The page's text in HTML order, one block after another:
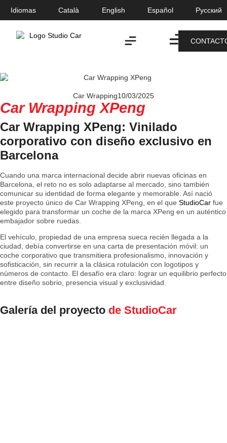
Idiomas Català English Español Русский
Car Wrapping10/03/2025
Car Wrapping XPeng
Car Wrapping XPeng: Vinilado
corporativo con diseño exclusivo en
Barcelona
Cuando una marca internacional decide abrir nuevas oficinas en
Barcelona, el reto no es solo adaptarse al mercado, sino también
comunicar su identidad de forma elegante y memorable. Así nació
este proyecto único de Car Wrapping XPeng, en el que StudioCar fue
elegido para transformar un coche de la marca XPeng en un auténtico
embajador sobre ruedas.
El vehículo, propiedad de una empresa sueca recién llegada a la
ciudad, debía convertirse en una carta de presentación móvil: un
coche corporativo que transmitiera profesionalismo, innovación y
sofisticación, sin recurrir a la clásica rotulación con logotipos y
números de contacto. El desafío era claro: lograr un equilibrio perfecto
entre diseño sobrio, presencia visual y exclusividad.
Galería del proyecto de StudioCar